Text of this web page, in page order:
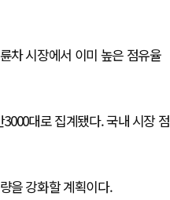
차 시장에서 이미 높은 점유율
대로 집계됐다. 국내 시장 점
을 강화할 계획이다.